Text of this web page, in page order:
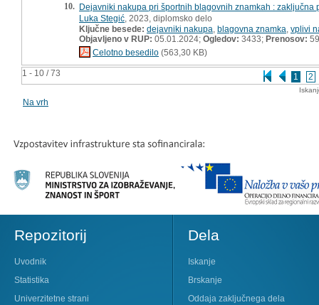
1 - 10 / 73 1 2
10. Dejavniki nakupa pri športnih blagovnih znamkah : zaključna
Luka Stegić , 2023, diplomsko delo
Ključne besede: dejavniki nakupa blagovna znamka vplivi
Objavljeno v RUP: 05.01.2024; Ogledov: 3433; Prenosov: 59
Celotno besedilo (563,30 KB)
Na vrh
Repozitorij
Uvodnik
Statistika
Univerzitetne strani
Dela
Iskanje
Brskanje
Oddaja zaključnega dela